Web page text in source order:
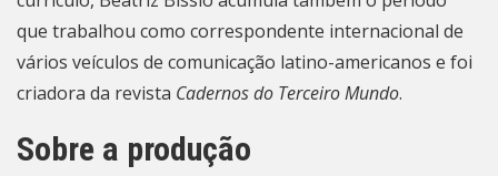
que trabalhou como correspondente internacional de
vários veículos de comunicação latino-americanos e foi
criadora da revista Cadernos do Terceiro Mundo.
Sobre a produção